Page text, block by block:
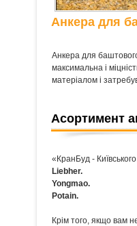
Анкера для
Анкера для
максимальна і
матеріалом і
Асортимент
«КранБуд -
Liebher.
Yongmao.
Potain.
Крім того, якщо вам